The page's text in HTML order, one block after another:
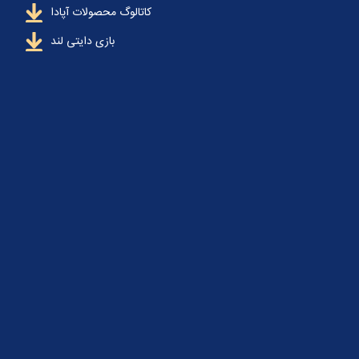
کاتالوگ محصولات آپادا
بازی دایتی لند